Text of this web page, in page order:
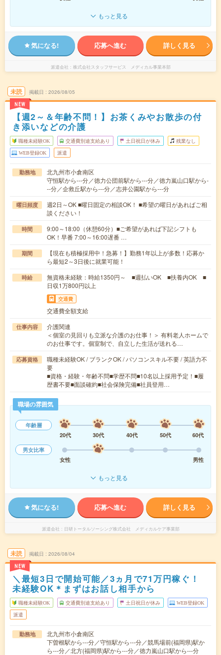
もっと見る
気になる! 応募へ進む 詳しく見る
派遣会社 株式会社スタッフサービス メディカル事業本部
未読
NEW
掲載日 2026/08/05
【週2～＆年齢不問！】お茶くみやお散歩の付
き添いなどの介護
職種未経験OK 交通費別途支給あり 土日祝日が休み 残業なし
WEB登録OK 派遣
勤務地
北九州市小倉南区
守恒駅から---分／徳力公団前駅から---分／徳力嵐山口駅から-
--分／企救丘駅から---分／志井公園駅から---分
曜日頻度
週2日～OK ■曜日固定の相談OK！ ■希望の曜日があればご相
談ください！
時間
9:00～18:00（休憩60分）■ご希望があれば下記シフトも
OK！早番 7:00～16:00遅番 …
期間
【現在も積極採用中！急募！】勤務1年以上が多数！応募か
ら最短2～3日後に就業可能！
時給
無資格未経験：時給1350円～ ■週払いOK ■扶養内OK ■
日収1万800円以上
交通費
交通費全額支給
仕事内容
介護関連
＜個室の見回りも立派な介護のお仕事！＞ 有料老人ホームで
のお仕事です。個室制で、自立した生活が送れる…
応募資格
職種未経験OK / ブランクOK / パソコンスキル不要 / 英語力不
要
■資格・経験・年齢不問■学歴不問■10名以上採用予定！■履
歴書不要■面談確約■社会保険完備■社員登用…
職場の雰囲気
年齢層
20代
30代 40代 50代
60代
男女比率
女性
男性
もっと見る
気になる! 応募へ進む 詳しく見る
派遣会社 日研トータルソーシング株式会社 メディカルケア事業部
未読
NEW
掲載日 2026/08/04
＼最短3日で開始可能／3ヵ月で71万円稼ぐ！
未経験OK＊まずはお話し相手から
職種未経験OK 交通費別途支給あり 土日祝日が休み WEB登録OK
派遣
勤務地
北九州市小倉南区
下曽根駅から---分／守恒駅から---分／競馬場前(福岡県)駅か
ら---分／北方(福岡県)駅から---分／徳力嵐山口駅から---分